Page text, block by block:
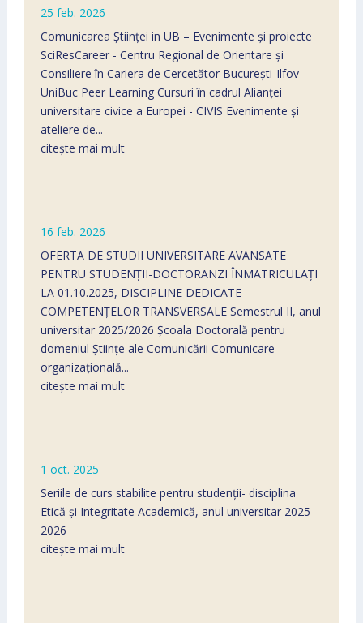
25 feb. 2026
Comunicarea Științei in UB – Evenimente și proiecte
SciResCareer - Centru Regional de Orientare și
Consiliere în Cariera de Cercetător București-Ilfov
UniBuc Peer Learning Cursuri în cadrul Alianței
universitare civice a Europei - CIVIS Evenimente și
ateliere de...
citește mai mult
16 feb. 2026
OFERTA DE STUDII UNIVERSITARE AVANSATE
PENTRU STUDENȚII-DOCTORANZI ÎNMATRICULAŢI
LA 01.10.2025, DISCIPLINE DEDICATE
COMPETENŢELOR TRANSVERSALE Semestrul II, anul
universitar 2025/2026 Școala Doctorală pentru
domeniul Științe ale Comunicării Comunicare
organizațională...
citește mai mult
1 oct. 2025
Seriile de curs stabilite pentru studenții- disciplina
Etică și Integritate Academică, anul universitar 2025-
2026
citește mai mult